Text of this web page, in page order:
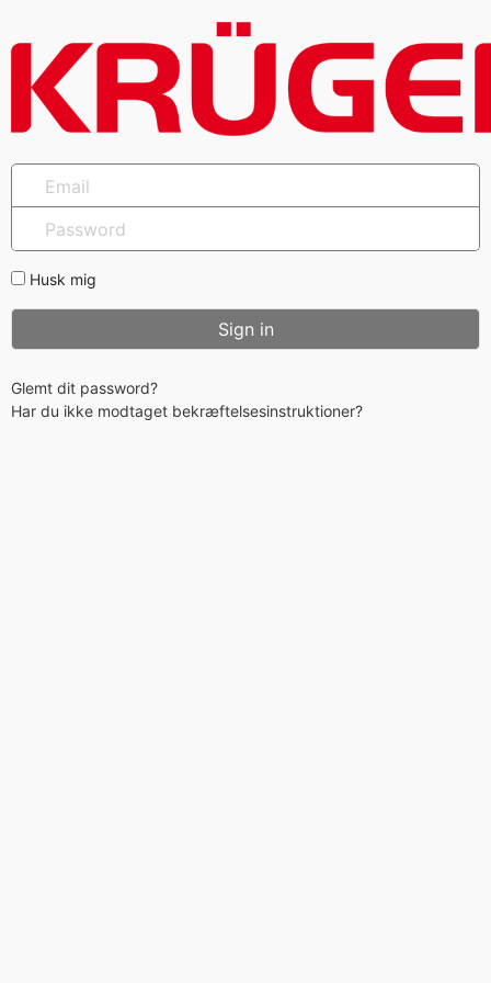
Husk mig
Glemt dit password?
Har du ikke modtaget bekræftelsesinstruktioner?